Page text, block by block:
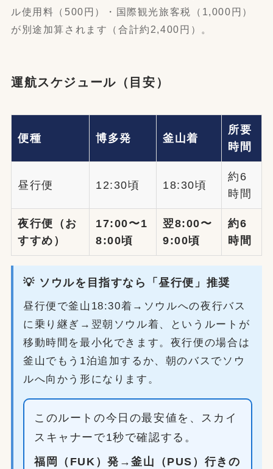
ル使用料（500円）・国際観光旅客税（1,000円）
が別途加算されます（合計約2,400円）。
運航スケジュール（目安）
便種 博多発 釜山着
所要
時間
昼行便 12:30頃 18:30頃
約6
時間
夜行便（お
すすめ）
17:00〜1
8:00頃
翌8:00〜
9:00頃
約6
時間
💡 ソウルを目指すなら「昼行便」推奨
昼行便で釜山18:30着→ソウルへの夜行バス
に乗り継ぎ→翌朝ソウル着、というルートが
移動時間を最小化できます。夜行便の場合は
釜山でもう1泊追加するか、朝のバスでソウ
ルへ向かう形になります。
このルートの今日の最安値を、スカイ
スキャナーで1秒で確認する。
福岡（FUK）発→釜山（PUS）行きの